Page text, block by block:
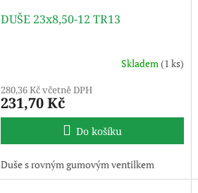
DUŠE 23x8,50-12 TR13
Skladem(1 ks)
280,36 Kč včetně DPH
231,70 Kč
Do košíku
Duše s rovným gumovým ventilkem